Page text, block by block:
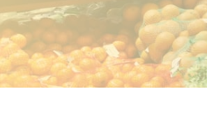
Vacatures en Solliciteren
Werken en leren
Jumbo.com
BBQ gigant webshop